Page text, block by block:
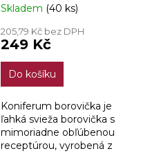
0,7l
Skladem (40 ks)
205,79 Kč bez DPH
249 Kč
Do košíku
Koniferum borovička je
ľahká svieža borovička s
mimoriadne obľúbenou
receptúrou, vyrobená z